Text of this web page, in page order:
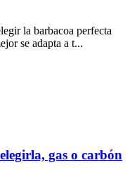
la barbacoa perfecta
se adapta a t...
gas o carbón